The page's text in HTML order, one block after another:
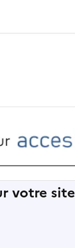
votre site